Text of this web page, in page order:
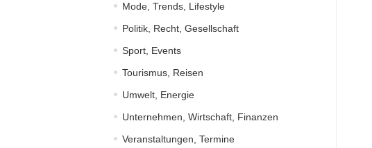
Mode, Trends, Lifestyle
Politik, Recht, Gesellschaft
Sport, Events
Tourismus, Reisen
Umwelt, Energie
Unternehmen, Wirtschaft, Finanzen
Veranstaltungen, Termine